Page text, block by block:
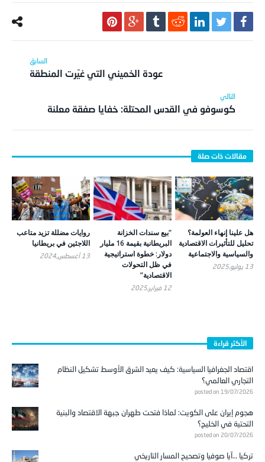
عودة الخميني التي غيّرت المنطقة
كوسوفو في القدس المحتلة: خفايا صفقة معلنة
هل علينا إنهاء العولمة؟
تحليل للتأثيرات الاقتصادية
والسياسية والاجتماعية
13 يوليو,2025
“بيع سندات الخزانة
البريطانية بقيمة 16 مليار
دولار: خطوة استراتيجية
في ظل التحولات
الاقتصادية”
12 فبراير,2025
روايات مضللة تزيد متاعب
اللاجئين في بريطانيا
13 أغسطس,2024
الأكثر قراءة
اقتصاد الجغرافيا السياسية: كيف يعيد الشرق الأوسط تشكيل النظام
التجاري العالمي؟
posted on 19/07/2026
هجوم إيران على الكويت: لماذا فتحت طهران جبهة الاقتصاد والبنية
التحتية في الخليج؟
posted on 20/07/2026
تركيا …آيا صوفيا وتصحيح المسار التاريخي